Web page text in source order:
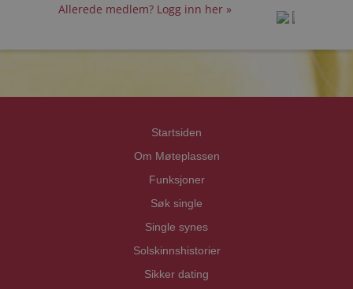
Allerede medlem? Logg inn her »
Startsiden
Om Møteplassen
Funksjoner
Søk single
Single synes
Solskinnshistorier
Sikker dating